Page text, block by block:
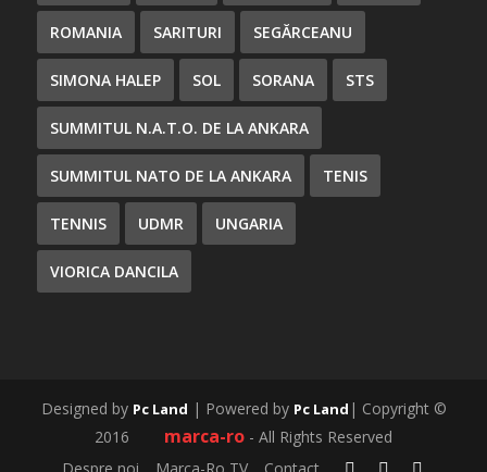
ROMANIA SARITURI SEGĂRCEANU
SIMONA HALEP SOL SORANA STS
SUMMITUL N.A.T.O. DE LA ANKARA
SUMMITUL NATO DE LA ANKARA TENIS
TENNIS UDMR UNGARIA
VIORICA DANCILA
Designed by Pc Land | Powered by Pc Land | Copyright ©
2016
marca-ro - All Rights Reserved